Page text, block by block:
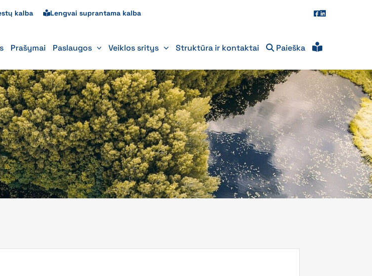
kalba Lengvai suprantama kalba
Prašymai Paslaugos Veiklos sritys Struktūra ir kontaktai Paieška